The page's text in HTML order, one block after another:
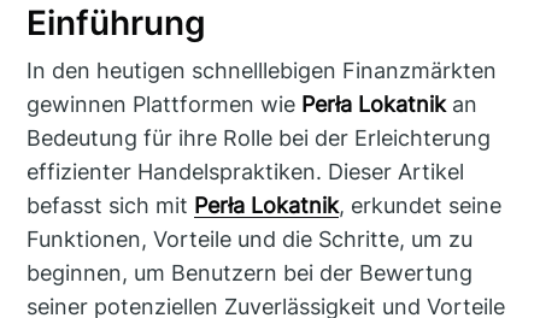
Einführung
In den heutigen schnelllebigen Finanzmärkten
gewinnen Plattformen wie Perła Lokatnikan
Bedeutung für ihre Rolle bei der Erleichterung
effizienter Handelspraktiken. Dieser Artikel
befasst sich mit Perła Lokatnik, erkundet seine
Funktionen, Vorteile und die Schritte, um zu
beginnen, um Benutzern bei der Bewertung
seiner potenziellen Zuverlässigkeit und Vorteile